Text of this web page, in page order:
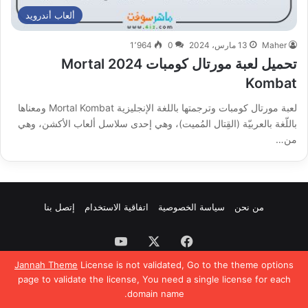
Jannah Theme License is not validated, Go to the theme options
page to validate the license, You need a single license for each
domain name.
ألعاب أندرويد
Maher 13 مارس، 2024 0 1٬964
تحميل لعبة مورتال كومبات 2024 Mortal
Kombat
لعبة مورتال كومبات وترجمتها باللغة الإنجليزية Mortal Kombat ومعناها
باللّغة بالعربيّة (القِتال المُميت)، وهي إحدى سلاسل ألعاب الأكشن، وهي
من…
من نحن سياسة الخصوصية اتفاقية الاستخدام إتصل بنا
فيسبوك ‫YouTube